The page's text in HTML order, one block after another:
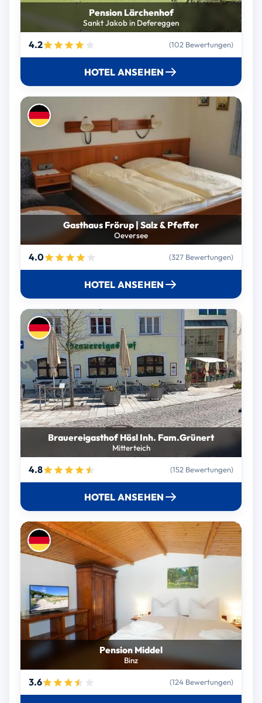
Pension Lärchenhof
Sankt Jakob in Defereggen
4.2 (102 Bewertungen)
HOTEL ANSEHEN
Gasthaus Frörup | Salz & Pfeffer
Oeversee
4.0 (327 Bewertungen)
HOTEL ANSEHEN
Brauereigasthof Hösl Inh. Fam.Grünert
Mitterteich
4.8 (152 Bewertungen)
HOTEL ANSEHEN
Pension Middel
Binz
3.6 (124 Bewertungen)